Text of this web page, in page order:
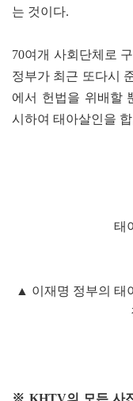
는 것이다.
70여개 사회단체로
정부가 최근 또다시
에서 헌법을 위배할
시하여 태아살인을
태
▲ 이재명 정부의 태
※ KHTV의 모든 사